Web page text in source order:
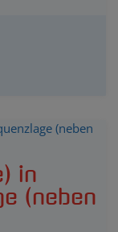
in
(neben